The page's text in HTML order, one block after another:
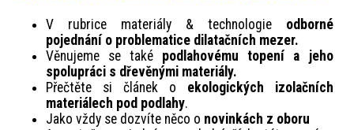
KontaktV rubrice materiály & technologie odborné
pojednání o problematice dilatačních mezer.
Věnujeme se také podlahovému topení a jeho
spolupráci s dřevěnými materiály.
Přečtěte si článek o ekologických izolačních
materiálech pod podlahy.
Jako vždy se dozvíte něco o novinkách z oboru